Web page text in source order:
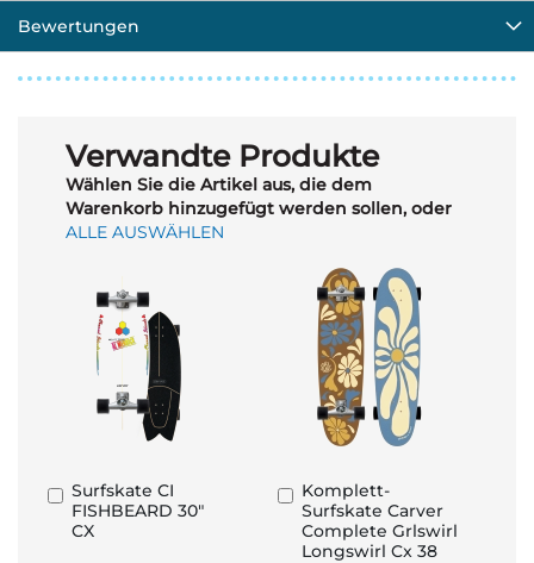
Bewertungen
Verwandte Produkte
Wählen Sie die Artikel aus, die dem
Warenkorb hinzugefügt werden sollen, oder
ALLE AUSWÄHLEN
Surfskate CI
FISHBEARD 30"
CX
In
den
Warenkorb
Komplett-
Surfskate Carver
Complete Grlswirl
Longswirl Cx 38
In
den
Warenkorb